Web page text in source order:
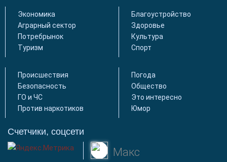
Экономика
Аграрный сектор
Потребрынок
Туризм
Благоустройство
Здоровье
Культура
Спорт
Происшествия
Безопасность
ГО и ЧС
Против наркотиков
Погода
Общество
Это интересно
Юмор
Счетчики, соцсети
Макс